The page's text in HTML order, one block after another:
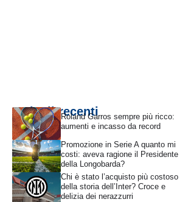
Articoli recentiRoland Garros sempre più ricco:
aumenti e incasso da record
Promozione in Serie A quanto mi
costi: aveva ragione il Presidente
della Longobarda?
Chi è stato l’acquisto più costoso
della storia dell’Inter? Croce e
delizia dei nerazzurri